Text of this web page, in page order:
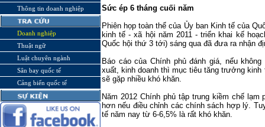
Thông tin doanh nghiệp
Doanh nghiệp
Thuật ngữ
Luật chuyên ngành
Sân bay quốc tế
Cảng biển quốc tế
Sức ép 6 tháng cuối năm
Phiên họp toàn thể của Ủy ban Kinh tế của
kinh tế - xã hội năm 2011 - triển khai kế
Quốc hội thứ 3 tới) sáng qua đã đưa ra nhận
Báo cáo của Chính phủ đánh giá, nếu
xuất, kinh doanh thì mục tiêu tăng trưởng
sẽ gặp nhiều khó khăn.
Năm 2012 Chính phủ tập trung kiềm chế
hơn nếu điều chỉnh các chính sách hợp lý.
tế năm nay từ 6-6,5% là rất khó khăn.